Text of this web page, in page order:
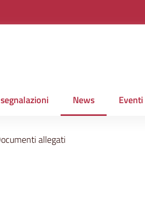
News
Menu selezionato
Eventi
allegati